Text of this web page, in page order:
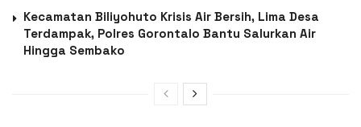
Kecamatan Biliyohuto Krisis Air Bersih, Lima Desa
Terdampak, Polres Gorontalo Bantu Salurkan Air
Hingga Sembako